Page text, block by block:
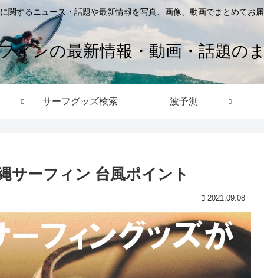
関するニュース・話題や最新情報を写真、画像、動画でまとめてお
ィンの最新情報・動画・話題の
サーフグッズ検索 波予測
サーフィン 台風ポイント
2021.09.08